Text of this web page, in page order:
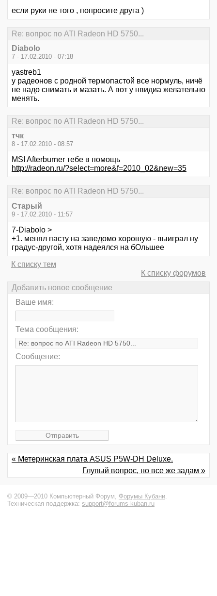
если руки не того , попросите друга )
Re: вопрос по ATI Radeon HD 5750...
Diabolo
7 - 17.02.2010 - 07:18
yastreb1
у радеонов с родной термопастой все нормуль, ничё
не надо снимать и мазать. А вот у нвидиа желательно
менять.
Re: вопрос по ATI Radeon HD 5750...
тчк
8 - 17.02.2010 - 08:57
MSI Afterburner тебе в помощь
http://radeon.ru/?select=more&f=2010_02&new=35
Re: вопрос по ATI Radeon HD 5750...
Старый
9 - 17.02.2010 - 11:57
7-Diabolo >
+1. менял пасту на заведомо хорошую - выиграл ну
градус-другой, хотя надеялся на бОльшее
К списку тем
К списку форумов
Добавить новое сообщение
Ваше имя:
Тема сообщения:
Сообщение:
« Метеринская плата ASUS P5W-DH Deluxe.
Глупый вопрос, но все же задам »
© 2009—2010 Компьютерный Форум, Форумы Кубани
Техническая поддержка: support@forums-kuban.ru